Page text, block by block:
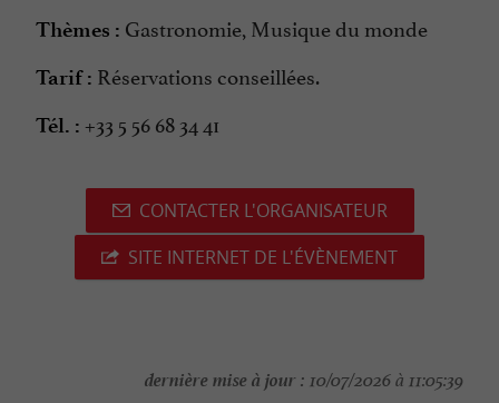
Thèmes : Gastronomie, Musique du monde
Tarif : Réservations conseillées.
Tél. : +33 5 56 68 34 41
CONTACTER L'ORGANISATEUR
SITE INTERNET DE L'ÉVÈNEMENT
dernière mise à jour : 10/07/2026 à 11:05:39